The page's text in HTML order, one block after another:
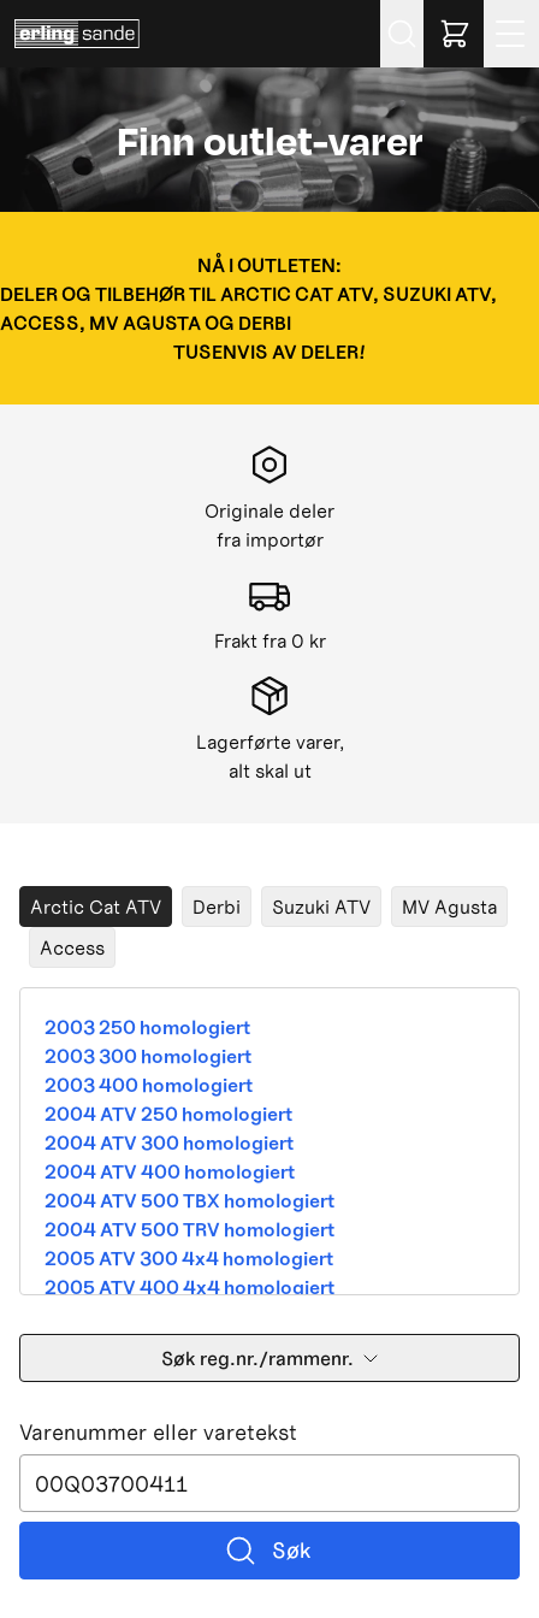
Finn outlet-varer
NÅ I OUTLETEN:
DELER OG TILBEHØR TIL ARCTIC CAT ATV, SUZUKI ATV,
ACCESS, MV AGUSTA OG DERBI
TUSENVIS AV DELER!
Originale deler
fra importør
Frakt fra 0 kr
Lagerførte varer,
alt skal ut
Arctic Cat ATV Derbi Suzuki ATV
MV Agusta
Access
2003 250 homologiert
2003 300 homologiert
2003 400 homologiert
2004 ATV 250 homologiert
2004 ATV 300 homologiert
2004 ATV 400 homologiert
2004 ATV 500 TBX homologiert
2004 ATV 500 TRV homologiert
2005 ATV 300 4x4 homologiert
2005 ATV 400 4x4 homologiert
2005 ATV 500 TRV homologiert
2005 ATV 500i 4x4A homologiert
2005 DVX 400 street homologiert
2006 250 Utility Street Legal
2006 400 Street Legal
2006 400 3in1 Street Legal
2006 400 dvx street-2x4 homologated b390b
2006 500 4x4A Street Legal
Søk reg.nr./rammenr.
Varenummer eller varetekst
Søk